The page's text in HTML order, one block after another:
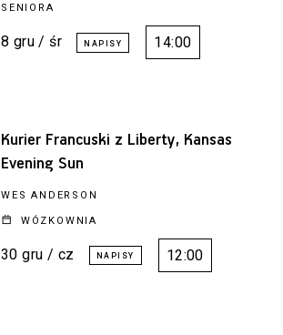
SENIORA
8 gru / śr 14:00
Kurier Francuski z Liberty, Kansas
Evening Sun
WES ANDERSON
WÓZKOWNIA
30 gru / cz 12:00